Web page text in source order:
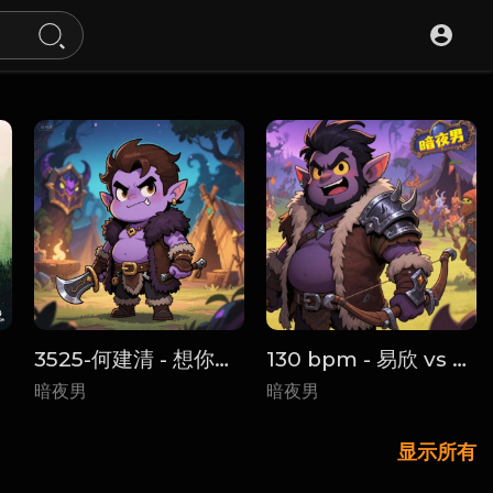
3525-何建清 - 想你了老婆(DjQQ Prog House Mix国语男)
暗夜男
130 bpm - 易欣 vs 宇桐非 - 兄弟(Dj75 FunkyHouse Rmx 2023) - House
暗夜男
显示所有